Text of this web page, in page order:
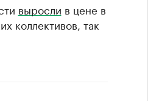
выросли в цене в
коллективов, так